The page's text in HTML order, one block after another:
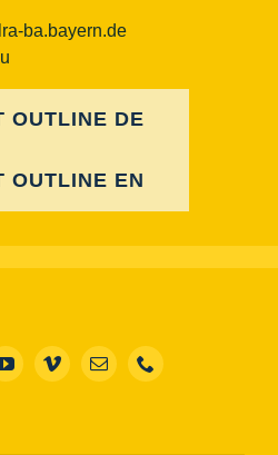
ba.bayern.de
OUTLINE DE
OUTLINE EN